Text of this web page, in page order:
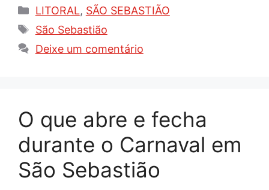
Categorias
LITORAL, SÃO SEBASTIÃO
Tags
São Sebastião
Deixe um comentário
O que abre e fecha
durante o Carnaval em
São Sebastião